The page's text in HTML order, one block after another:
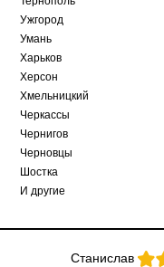
Ужгород
Умань
Харьков
Херсон
Хмельницкий
Черкассы
Чернигов
Черновцы
Шостка
И другие
Станислав